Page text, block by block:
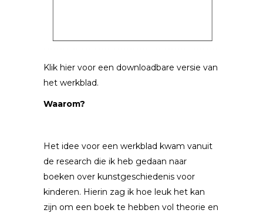
Klik hier voor een downloadbare versie van
het werkblad.
Waarom?
Het idee voor een werkblad kwam vanuit
de research die ik heb gedaan naar
boeken over kunstgeschiedenis voor
kinderen. Hierin zag ik hoe leuk het kan
zijn om een boek te hebben vol theorie en